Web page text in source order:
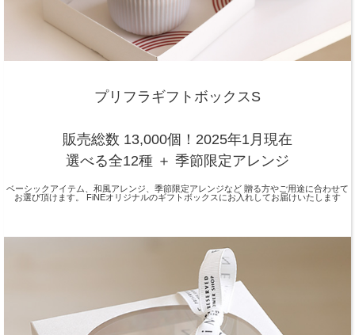
プリフラギフトボックスS
販売総数 13,000個！2025年1月現在
選べる全12種 ＋ 季節限定アレンジ
ベーシックアイテム、和風アレンジ、季節限定アレンジなど 贈る方やご用途に合わせて
お選び頂けます。 FiNEオリジナルのギフトボックスにお入れしてお届けいたします